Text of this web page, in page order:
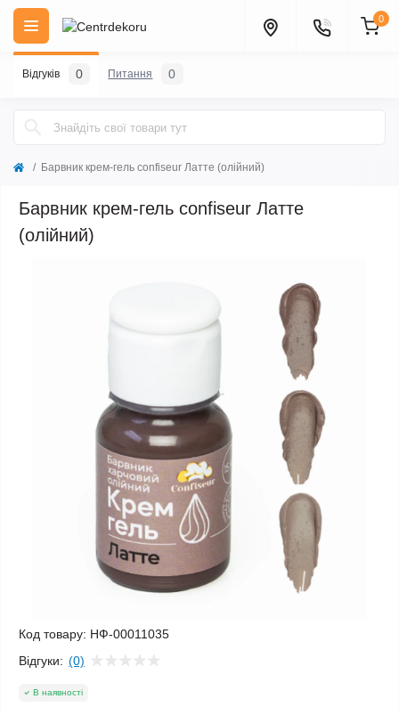
0
Барвник крем-гель confiseur Латте (олійний)
Барвник крем-гель confiseur Латте
(олійний)
Код товару: НФ-00011035
Відгуки: (0)
В наявності
Відгуків 0 Питання 0